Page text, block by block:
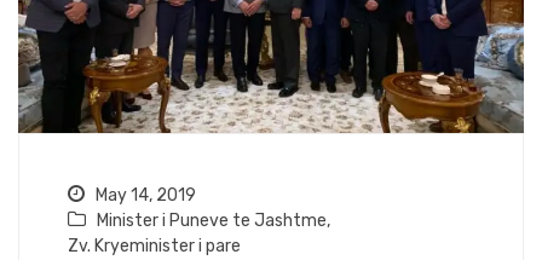
May 14, 2019
Minister i Puneve te Jashtme,
Zv. Kryeminister i pare